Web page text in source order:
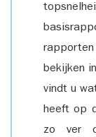
bekijken
vindt u
heeft op
zo ver